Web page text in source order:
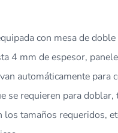
con mesa de
4 mm de espesor,
automáticamente
se requieren para
tamaños requeridos,